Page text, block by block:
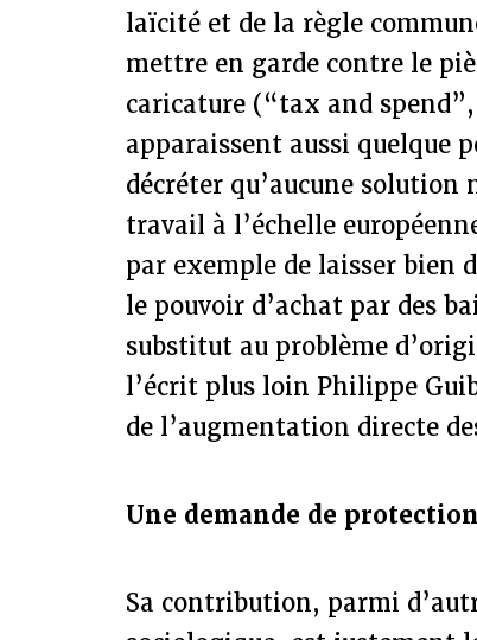
laïcité et de la règle
mettre en garde contre le
caricature (“tax and
apparaissent aussi quelque
décréter qu’aucune
travail à l’échelle
par exemple de laisser bien
le pouvoir d’achat par des
substitut au problème
l’écrit plus loin Philippe
de l’augmentation directe
Une demande de protection
Sa contribution, parmi